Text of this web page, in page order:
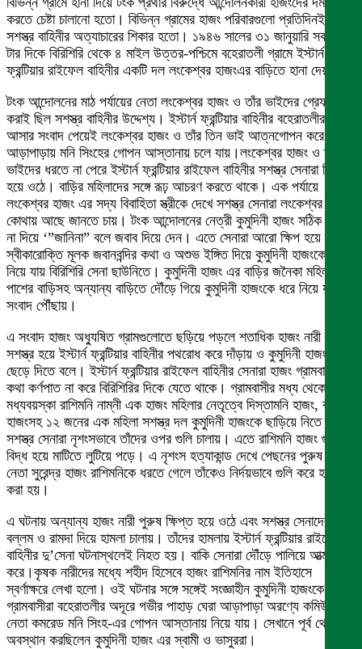
করতে চেষ্টা চালানো হতো। বিভিন্ন গ্রামের হাজং পরিবারগুলো প্রতিদিনই
সশস্ত্র বাহিনীর অত্যাচারের শিকার হতো। ১৯৪৬ সালের ৩১ জানুয়ারি সকাল ১০
টার দিকে বিরিশিরি থেকে ৪ মাইল উত্তর-পশ্চিমে বহেরাতলী গ্রামে ইস্টার্ন
ফ্রন্টিয়ার রাইফেল বাহিনীর একটি দল লংকেশ্বর হাজংএর বাড়িতে হানা দেয়।
টংক আন্দোলনের মাঠ পর্যায়ের নেতা লংকেশ্বর হাজং ও তাঁর ভাইদের গ্রেফতার
করাই ছিল সশস্ত্র বাহিনীর উদ্দেশ্য। ইস্টার্ন ফ্রন্টিয়ার বাহিনীর বহেরাতলীর দিকে
আসার সংবাদ পেয়েই লংকেশ্বর হাজং ও তাঁর তিন ভাই আত্নগোপন করে
আড়াপাড়ায় মনি সিংহের গোপন আস্তানায় চলে যায়।লংকেশ্বর হাজং ও তাঁর
ভাইদের ধরতে না পেরে ইস্টার্ন ফ্রন্টিয়ার রাইফেল বাহিনীর সশস্ত্র সেনারা ক্ষিপ্ত
হয়ে ওঠে। বাড়ির মহিলাদের সঙ্গে রূঢ় আচরণ করতে থাকে। এক পর্যায়ে
লংকেশ্বর হাজং এর সদ্য বিবাহিতা স্ত্রীকে দেখে সশস্ত্র সেনারা লংকেশ্বর হাজং
কোথায় আছে জানতে চায়। টংক আন্দোলনের নেত্রী কুমুদিনী হাজং সঠিক উত্তর
না দিয়ে ‘”জানিনা” বলে জবাব দিয়ে দেন। এতে সেনারা আরো ক্ষিপ হয়ে উঠে।
স্বীকারোক্তি মূলক জবানবন্দির কথা ও অশুভ ইঙ্গিত দিয়ে কুমুদিনী হাজংকে ধরে
নিয়ে যায় বিরিশিরি সেনা ছাউনিতে। কুমুদিনী হাজং এর বাড়ির জনৈকা মহিলা
পাশের বাড়িসহ অন্যান্য বাড়িতে দৌঁড়ে গিয়ে কুমুদিনী হাজংকে ধরে নিয়ে যাওয়ার
সংবাদ পৌঁছায়।
এ সংবাদ হাজং অধ্যুষিত গ্রামগুলোতে ছড়িয়ে পড়লে শতাধিক হাজং নারী পুরুষ
সশস্ত্র হয়ে ইস্টার্ন ফ্রন্টিয়ার বাহিনীর পথরোধ করে দাঁড়ায় ও কুমুদিনী হাজংকে
ছেড়ে দিতে বলে। ইস্টার্ন ফ্রন্টিয়ার রাইফেল বাহিনীর সেনারা হাজং গ্রামবাসীর
কথা কর্ণপাত না করে বিরিশিরির দিকে যেতে থাকে। গ্রামবাসীর মধ্য থেকে
মধ্যবয়স্কা রাশিমনি নাম্নী এক হাজং মহিলার নেতৃত্বে দিস্তামনি হাজং, বাসন্তি
হাজংসহ ১২ জনের এক মহিলা সশস্ত্র দল কুমুদিনী হাজংকে ছাড়িয়ে নিতে গেলে
সশস্ত্র সেনারা নৃশংসভাবে তাঁদের ওপর গুলি চালায়। এতে রাশিমনি হাজং গুলি
বিদ্ধ হয়ে মাটিতে লুটিয়ে পড়ে। এ নৃশংস হত্যাকান্ড দেখে পেছনের পুরুষ দলের
নেতা সুরেন্দ্র হাজং রাশিমনিকে ধরতে গেলে তাঁকেও নির্দয়ভাবে গুলি করে হত্যা
করা হয়।
এ ঘটনায় অন্যান্য হাজং নারী পুরুষ ক্ষিপ্ত হয়ে ওঠে এবং সশস্ত্র সেনাদের উপর
বল্লম ও রামদা দিয়ে হামলা চালায়। তাঁদের হামলায় ইস্টার্ন ফ্রন্টিয়ার রাইফেল
বাহিনীর দু’সেনা ঘটনাস্থলেই নিহত হয়। বাকি সেনারা দৌঁড়ে পালিয়ে আত্মরক্ষা
করে।কৃষক নারীদের মধ্যে শহীদ হিসেবে হাজং রাশিমনির নাম ইতিহাসে
স্বর্ণাক্ষরে লেখা হলো। ওই ঘটনার সঙ্গে সঙ্গেই সংজ্ঞাহীন কুমুদিনী হাজংকে
গ্রামবাসীরা বহেরাতলীর অদূরে গভীর পাহাড় ঘেরা আড়াপাড়া অরণ্যে কমিউনিস্ট
নেতা কমরেড মনি সিংহ-এর গোপন আস্তানায় নিয়ে যায়। সেখানে পূর্ব থেকেই
অবস্থান করছিলেন কুমুদিনী হাজং এর স্বামী ও ভাসুররা।